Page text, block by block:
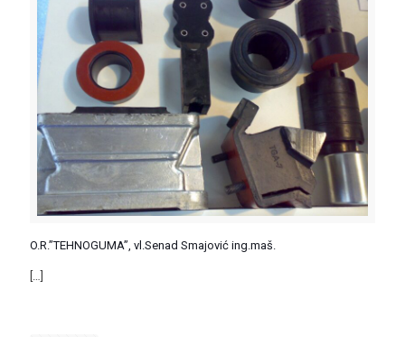
O.R.”TEHNOGUMA”, vl.Senad Smajović ing.maš.
[…]